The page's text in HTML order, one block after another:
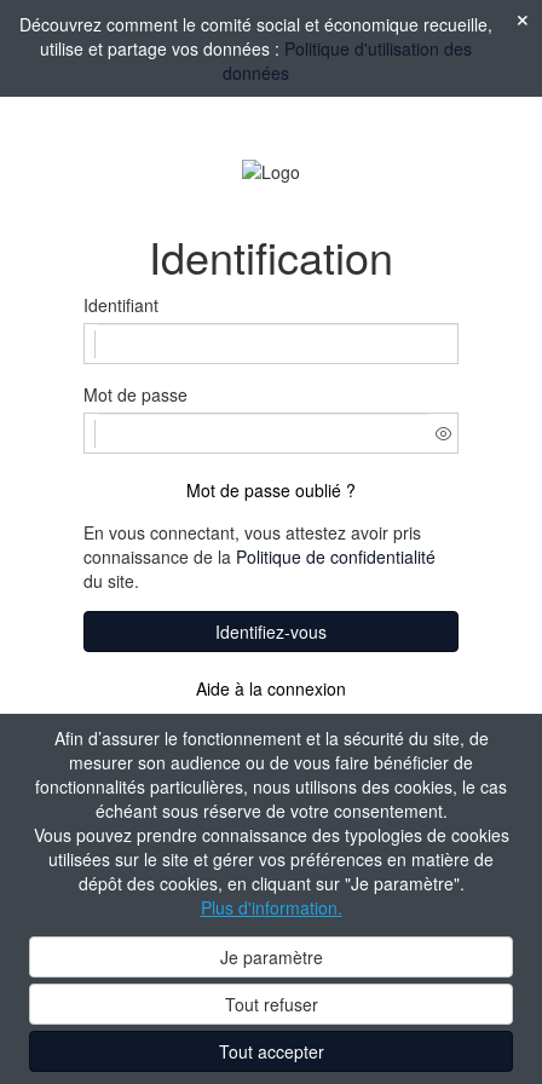
Afin d’assurer le fonctionnement et la sécurité du site, de
mesurer son audience ou de vous faire bénéficier de
fonctionnalités particulières, nous utilisons des cookies, le cas
échéant sous réserve de votre consentement.
Vous pouvez prendre connaissance des typologies de cookies
utilisées sur le site et gérer vos préférences en matière de
dépôt des cookies, en cliquant sur "Je paramètre".
Plus d'information.
Je paramètre
Tout refuser
Tout accepter
Découvrez comment le comité social et économique recueille,
utilise et partage vos données : Politique d'utilisation des
données
Identification
Identifiant
Mot de passe
Mot de passe oublié ?
En vous connectant, vous attestez avoir pris
connaissance de la Politique de confidentialité
du site.
Identifiez-vous
Aide à la connexion